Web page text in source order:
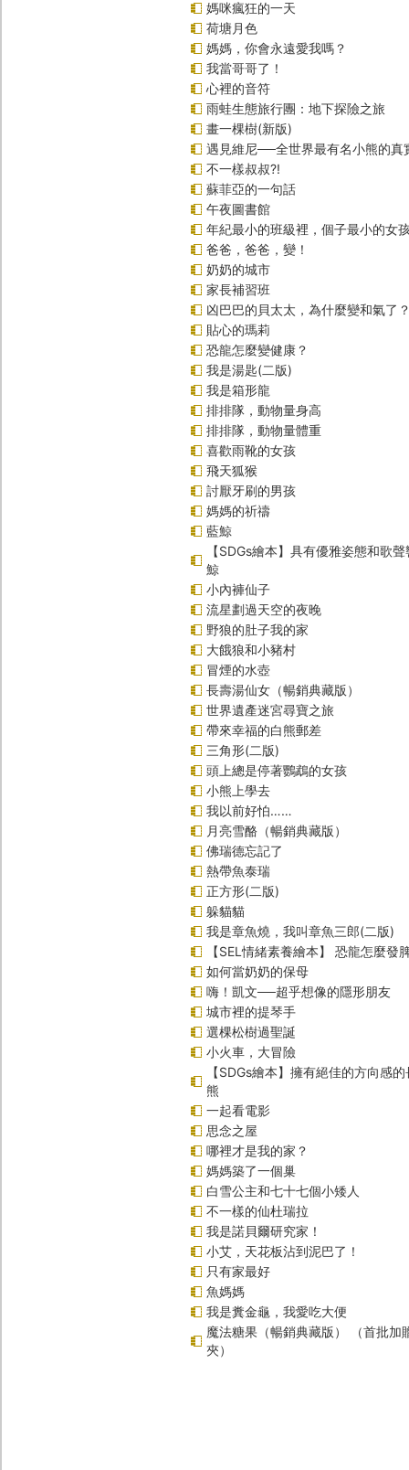
媽咪瘋狂的一天
荷塘月色
媽媽，你會永遠愛我嗎？
我當哥哥了！
心裡的音符
雨蛙生態旅行團：地下探險之旅
畫一棵樹(新版)
遇見維尼──全世界最有名小熊的真
不一樣叔叔?!
蘇菲亞的一句話
午夜圖書館
年紀最小的班級裡，個子最小的女
爸爸，爸爸，變！
奶奶的城市
家長補習班
凶巴巴的貝太太，為什麼變和氣了
貼心的瑪莉
恐龍怎麼變健康？
我是湯匙(二版)
我是箱形龍
排排隊，動物量身高
排排隊，動物量體重
喜歡雨靴的女孩
飛天狐猴
討厭牙刷的男孩
媽媽的祈禱
藍鯨
【SDGs繪本】具有優雅姿態和歌
鯨
小內褲仙子
流星劃過天空的夜晚
野狼的肚子我的家
大餓狼和小豬村
冒煙的水壺
長壽湯仙女（暢銷典藏版）
世界遺產迷宮尋寶之旅
帶來幸福的白熊郵差
三角形(二版)
頭上總是停著鸚鵡的女孩
小熊上學去
我以前好怕……
月亮雪酪（暢銷典藏版）
佛瑞德忘記了
熱帶魚泰瑞
正方形(二版)
躲貓貓
我是章魚燒，我叫章魚三郎(二版)
【SEL情緒素養繪本】 恐龍怎麼發
如何當奶奶的保母
嗨！凱文──超乎想像的隱形朋友
城市裡的提琴手
選棵松樹過聖誕
小火車，大冒險
【SDGs繪本】擁有絕佳的方向感
熊
一起看電影
思念之屋
哪裡才是我的家？
媽媽築了一個巢
白雪公主和七十七個小矮人
不一樣的仙杜瑞拉
我是諾貝爾研究家！
小艾，天花板沾到泥巴了！
只有家最好
魚媽媽
我是糞金龜，我愛吃大便
魔法糖果（暢銷典藏版） （首批加
夾）